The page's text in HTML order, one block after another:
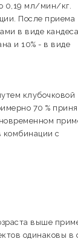
0,19 мл/мин/кг.
После приема
в виде
и 10% - в виде
клубочковой
70 %
комбинации с
выше
одинаковы в